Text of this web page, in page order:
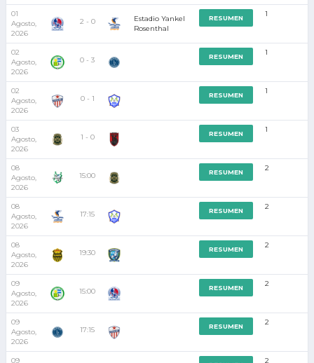
01
Agosto,
2026
2 - 0
Estadio Yankel
Rosenthal
RESUMEN 1
02
Agosto,
2026
0 - 3 RESUMEN 1
02
Agosto,
2026
0 - 1 RESUMEN 1
03
Agosto,
2026
1 - 0 RESUMEN 1
08
Agosto,
2026
15:00 RESUMEN 2
08
Agosto,
2026
17:15 RESUMEN 2
08
Agosto,
2026
19:30 RESUMEN 2
09
Agosto,
2026
15:00 RESUMEN 2
09
Agosto,
2026
17:15 RESUMEN 2
09
2